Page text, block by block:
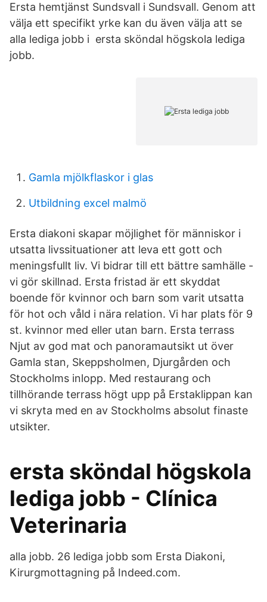
Ersta hemtjänst Sundsvall i Sundsvall. Genom att
välja ett specifikt yrke kan du även välja att se
alla lediga jobb i ersta sköndal högskola lediga
jobb.
Gamla mjölkflaskor i glas
Utbildning excel malmö
Ersta diakoni skapar möjlighet för människor i
utsatta livssituationer att leva ett gott och
meningsfullt liv. Vi bidrar till ett bättre samhälle -
vi gör skillnad. Ersta fristad är ett skyddat
boende för kvinnor och barn som varit utsatta
för hot och våld i nära relation. Vi har plats för 9
st. kvinnor med eller utan barn. Ersta terrass
Njut av god mat och panoramautsikt ut över
Gamla stan, Skeppsholmen, Djurgården och
Stockholms inlopp. Med restaurang och
tillhörande terrass högt upp på Erstaklippan kan
vi skryta med en av Stockholms absolut finaste
utsikter.
ersta sköndal högskola
lediga jobb - Clínica
Veterinaria
alla jobb. 26 lediga jobb som Ersta Diakoni,
Kirurgmottagning på Indeed.com.